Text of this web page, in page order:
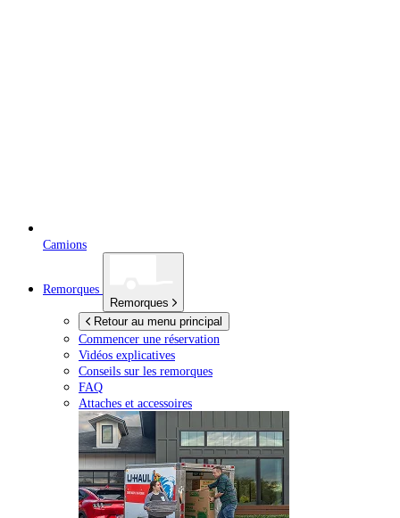
Camions
Remorques
Remorques
Retour au menu principal
Commencer une réservation
Vidéos explicatives
Conseils sur les remorques
FAQ
Attaches et accessoires